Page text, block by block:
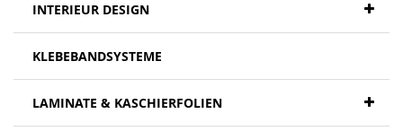
INTERIEUR DESIGN
KLEBEBANDSYSTEME
LAMINATE & KASCHIERFOLIEN